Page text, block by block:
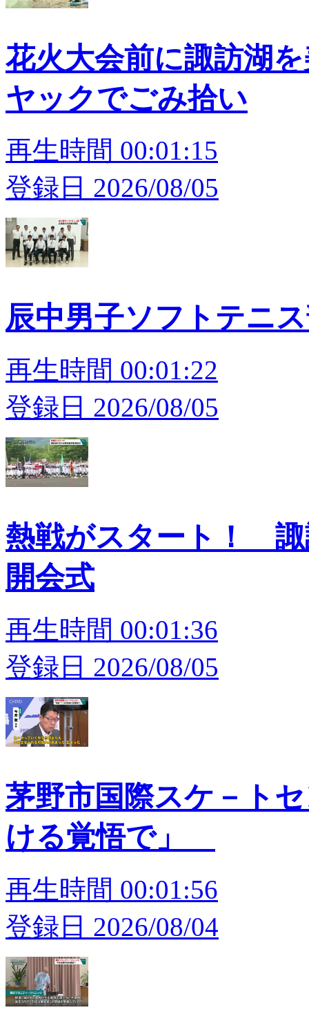
花火大会前に諏訪湖
ヤックでごみ拾い
再生時間 00:01:15
登録日 2026/08/05
辰中男子ソフトテニ
再生時間 00:01:22
登録日 2026/08/05
熱戦がスタート！
開会式
再生時間 00:01:36
登録日 2026/08/05
茅野市国際スケ－ト
ける覚悟で」
再生時間 00:01:56
登録日 2026/08/04